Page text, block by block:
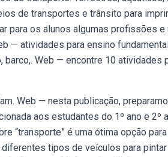
de transportes e trânsito para
para os alunos algumas profissões
— atividades para ensino fundamental
barco,. Web — encontre 10 atividades
Web — nesta publicação,
aos estudantes do 1º ano e 2º
“transporte” é uma ótima opção
tipos de veículos para